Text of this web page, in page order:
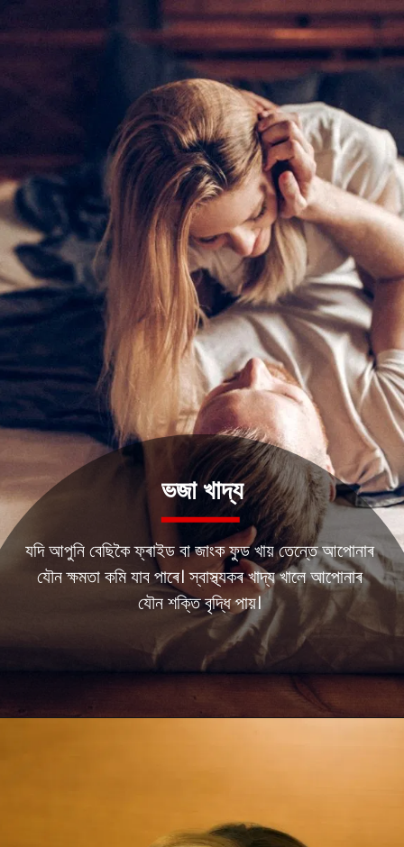
যদি আপুনি বেছিকৈ ফ্ৰাইড বা জাংক ফুড খায় তেন্তে আপোনাৰ
যৌন ক্ষমতা কমি যাব পাৰে। স্বাস্থ্যকৰ খাদ্য খালে আপোনাৰ
যৌন শক্তি বৃদ্ধি পায়।
ভজা খাদ্য